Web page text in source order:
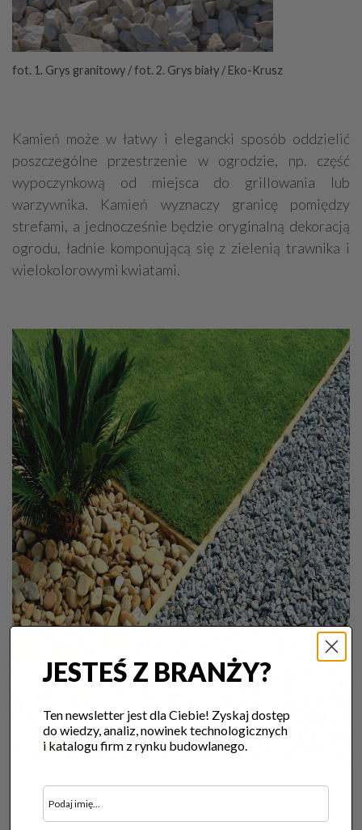
fot. 1. Grys granitowy / fot. 2. Grys biały / Eko-Krusz
Kamień może w łatwy i elegancki sposób oddzielić
poszczególne przestrzenie w ogrodzie, np. część
wypoczynkową od miejsca do grillowania lub
warzywnika. Kamień wyznaczy granicę pomiędzy
strefami, a jednocześnie będzie oryginalną dekoracją
ogrodu, ładnie komponującą się z zielenią trawnika i
wielokolorowymi kwiatami.
JESTEŚ Z BRANŻY?
Ten newsletter jest dla Ciebie! Zyskaj dostęp
do wiedzy, analiz, nowinek technologicznych
i katalogu firm z rynku budowlanego.